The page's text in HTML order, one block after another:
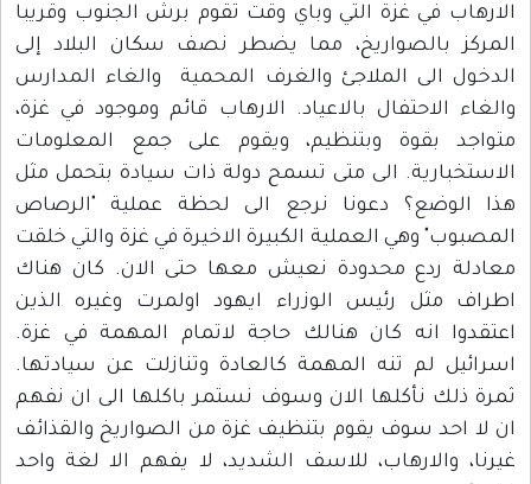
الارهاب في غزة التي وباي وقت تقوم برش الجنوب وقريبا
المركز بالصواريخ، مما يضطر نصف سكان البلاد إلى
الدخول الى الملاجئ والغرف المحمية والغاء المدارس
والغاء الاحتفال بالاعياد. الارهاب قائم وموجود في غزة،
متواجد بقوة وبتنظيم، ويقوم على جمع المعلومات
الاستخبارية. الى متى تسمح دولة ذات سيادة بتحمل مثل
هذا الوضع؟ دعونا نرجع الى لحظة عملية "الرصاص
المصبوب" وهي العملية الكبيرة الاخيرة في غزة والتي خلقت
معادلة ردع محدودة نعيش معها حتى الان. كان هناك
اطراف مثل رئيس الوزراء ايهود اولمرت وغيره الذين
اعتقدوا انه كان هنالك حاجة لاتمام المهمة في غزة.
اسرائيل لم تنه المهمة كالعادة وتنازلت عن سيادتها.
ثمرة ذلك نأكلها الان وسوف نستمر باكلها الى ان نفهم
ان لا احد سوف يقوم بتنظيف غزة من الصواريخ والقذائف
غيرنا، والارهاب، للاسف الشديد، لا يفهم الا لغة واحد